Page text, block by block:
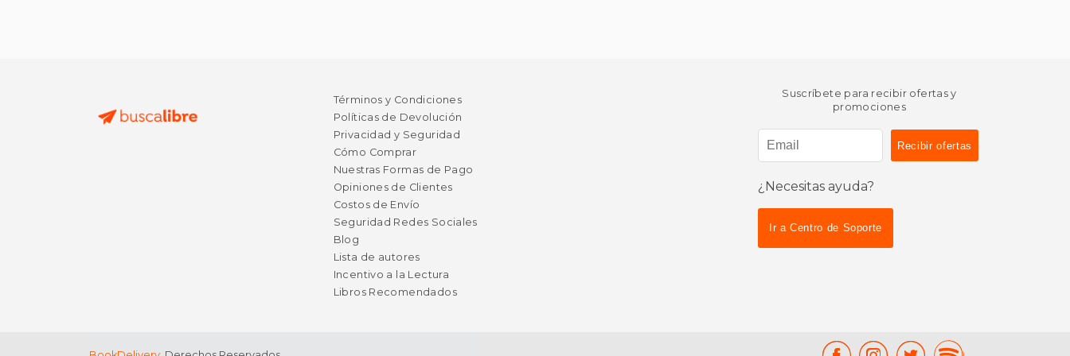
Términos y Condiciones
Políticas de Devolución
Privacidad y Seguridad
Cómo Comprar
Nuestras Formas de Pago
Opiniones de Clientes
Costos de Envío
Seguridad Redes Sociales
Blog
Lista de autores
Incentivo a la Lectura
Libros Recomendados
Suscríbete para recibir ofertas y
promociones
¿Necesitas ayuda?
Ir a Centro de Soporte